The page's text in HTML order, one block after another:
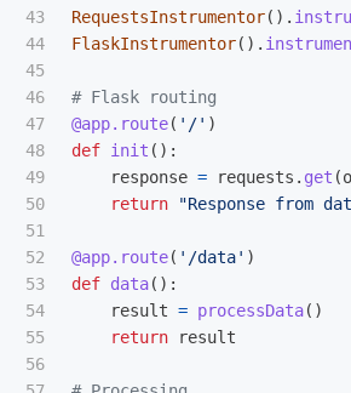
43
44
45
46
47
48
49
50
51
52
53
54
55
56
RequestsInstrumentor().
FlaskInstrumentor().
@app.route( ' /' )
def init ():
response = requests . get (
return
"Response from
@app.route( ' /data' )
def data():
result = processData()
return
result